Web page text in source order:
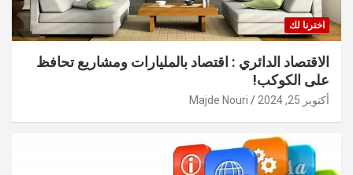
اخترنا لك
الاقتصاد الدائري : اقتصاد بالمليارات ومشاريع تحافظ
على الكوكب!
أكتوبر 25, 2024 Majde Nouri